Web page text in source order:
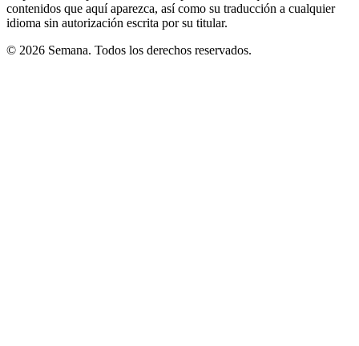
contenidos que aquí aparezca, así como su traducción a cualquier
idioma sin autorización escrita por su titular.
© 2026 Semana. Todos los derechos reservados.